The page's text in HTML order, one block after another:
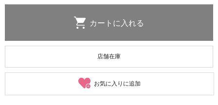
店舗在庫
お気に入りに追加